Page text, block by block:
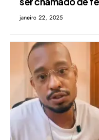
janeiro 22, 2025